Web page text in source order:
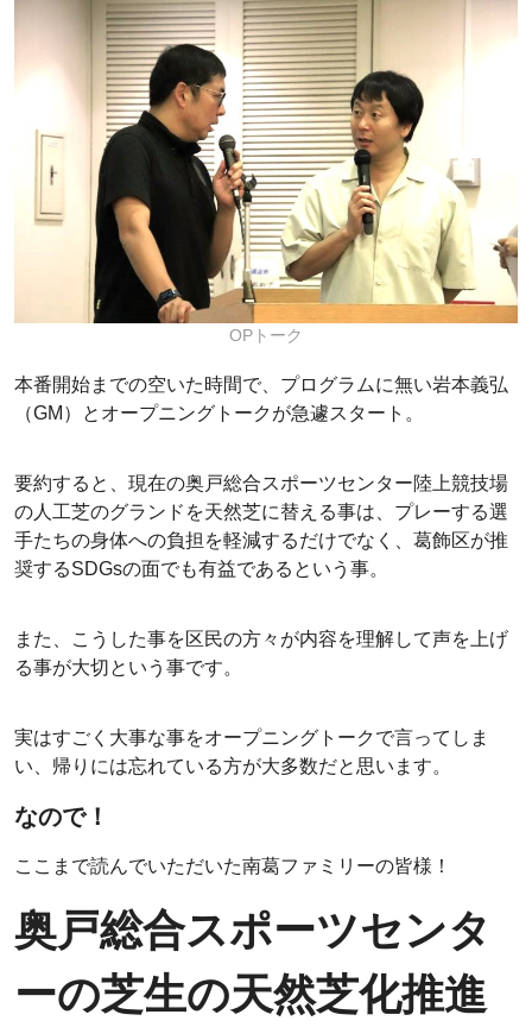
OPトーク
本番開始までの空いた時間で、プログラムに無い岩本義弘
（GM）とオープニングトークが急遽スタート。
要約すると、現在の奥戸総合スポーツセンター陸上競技場
の人工芝のグランドを天然芝に替える事は、プレーする選
手たちの身体への負担を軽減するだけでなく、葛飾区が推
奨するSDGsの面でも有益であるという事。
また、こうした事を区民の方々が内容を理解して声を上げ
る事が大切という事です。
実はすごく大事な事をオープニングトークで言ってしま
い、帰りには忘れている方が大多数だと思います。
なので！
ここまで読んでいただいた南葛ファミリーの皆様！
奥戸総合スポーツセンタ
ーの芝生の天然芝化推進